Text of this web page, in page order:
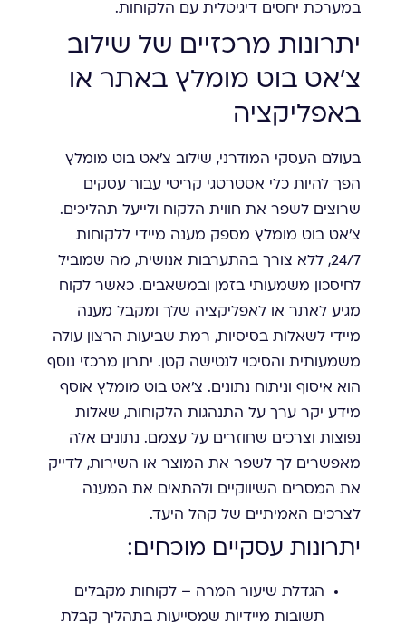
במערכת יחסים דיגיטלית עם הלקוחות.
יתרונות מרכזיים של שילוב
צ'אט בוט מומלץ באתר או
באפליקציה
בעולם העסקי המודרני, שילוב צ'אט בוט מומלץ
הפך להיות כלי אסטרטגי קריטי עבור עסקים
שרוצים לשפר את חווית הלקוח ולייעל תהליכים.
צ'אט בוט מומלץ מספק מענה מיידי ללקוחות
24/7, ללא צורך בהתערבות אנושית, מה שמוביל
לחיסכון משמעותי בזמן ובמשאבים. כאשר לקוח
מגיע לאתר או לאפליקציה שלך ומקבל מענה
מיידי לשאלות בסיסיות, רמת שביעות הרצון עולה
משמעותית והסיכוי לנטישה קטן. יתרון מרכזי נוסף
הוא איסוף וניתוח נתונים. צ'אט בוט מומלץ אוסף
מידע יקר ערך על התנהגות הלקוחות, שאלות
נפוצות וצרכים שחוזרים על עצמם. נתונים אלה
מאפשרים לך לשפר את המוצר או השירות, לדייק
את המסרים השיווקיים ולהתאים את המענה
לצרכים האמיתיים של קהל היעד.
יתרונות עסקיים מוכחים:
הגדלת שיעור המרה – לקוחות מקבלים
תשובות מיידיות שמסייעות בתהליך קבלת